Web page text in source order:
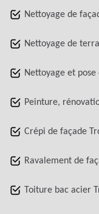
Nettoyage de
Nettoyage de
Nettoyage et
Peinture,
Crépi de façade
Ravalement de
Toiture bac acier